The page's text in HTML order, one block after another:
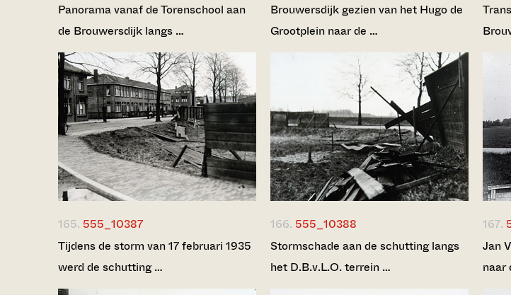
Panorama vanaf de Torenschool aan
de Brouwersdijk langs …
Brouwersdijk gezien van het Hugo de
Grootplein naar de …
165. 555_10387
Tijdens de storm van 17 februari 1935
werd de schutting …
166. 555_10388
Stormschade aan de schutting langs
het D.B.v.L.O. terrein …
167.
Jan
naar